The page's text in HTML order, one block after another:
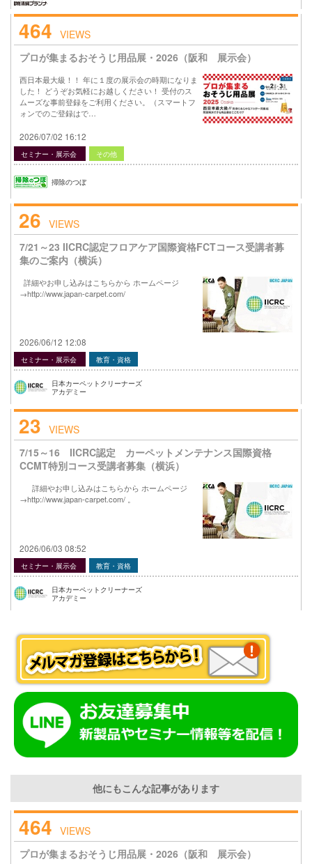
464 VIEWS
プロが集まるおそうじ用品展・2026（阪和 展示会）
西日本最大級！！ 年に１度の展示会の時期になりま
した！ どうぞお気軽にお越しください！ 受付のス
ムーズな事前登録をご利用ください。（スマートフ
ォンでのご登録はで…
2026/07/02 16:12
セミナー・展示会 その他
掃除のつぼ
26 VIEWS
7/21～23 IICRC認定フロアケア国際資格FCTコース受講者募
集のご案内（横浜）
詳細やお申し込みはこちらから ホームページ
→http://www.japan-carpet.com/
2026/06/12 12:08
セミナー・展示会 教育・資格
日本カーペットクリーナーズ
アカデミー
23 VIEWS
7/15～16 IICRC認定 カーペットメンテナンス国際資格
CCMT特別コース受講者募集（横浜）
詳細やお申し込みはこちらから ホームページ
→http://www.japan-carpet.com/ 。
2026/06/03 08:52
セミナー・展示会 教育・資格
日本カーペットクリーナーズ
アカデミー
他にもこんな記事があります
464 VIEWS
プロが集まるおそうじ用品展・2026（阪和 展示会）